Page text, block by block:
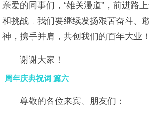
亲爱的同事们，“雄关漫道”，前进路
和挑战，我们要继续发扬艰苦奋斗、
神，携手并肩，共创我们的百年大业！
谢谢大家！
周年庆典祝词 篇六
尊敬的各位来宾、朋友们：